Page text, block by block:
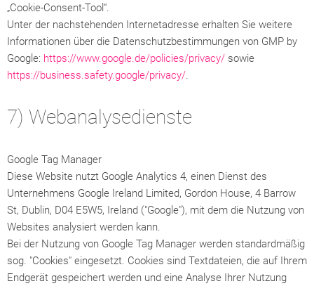
„Cookie-Consent-Tool“.
Unter der nachstehenden Internetadresse erhalten Sie weitere
Informationen über die Datenschutzbestimmungen von GMP by
Google: https://www.google.de/policies/privacy/ sowie
https://business.safety.google/privacy/
7) Webanalysedienste
Google Tag Manager
Diese Website nutzt Google Analytics 4, einen Dienst des
Unternehmens Google Ireland Limited, Gordon House, 4 Barrow
St, Dublin, D04 E5W5, Ireland ("Google"), mit dem die Nutzung von
Websites analysiert werden kann.
Bei der Nutzung von Google Tag Manager werden standardmäßig
sog. "Cookies" eingesetzt. Cookies sind Textdateien, die auf Ihrem
Endgerät gespeichert werden und eine Analyse Ihrer Nutzung